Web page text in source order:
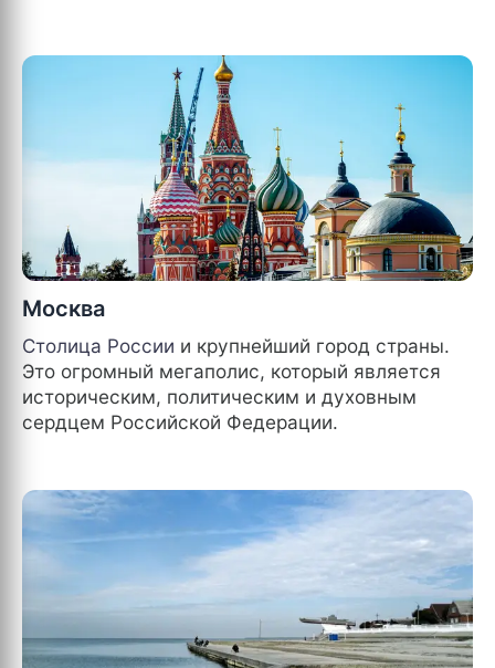
Москва
Столица России и крупнейший город страны.
Это огромный мегаполис, который является
историческим, политическим и духовным
сердцем Российской Федерации.